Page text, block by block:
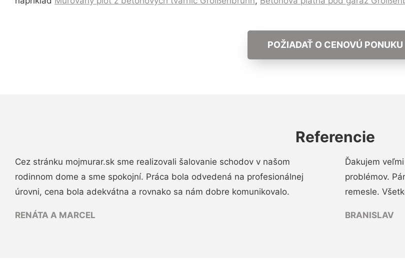
POŽIADAŤ O CENOVÚ PONUKU
Referencie
Cez stránku mojmurar.sk sme realizovali šalovanie schodov v našom
rodinnom dome a sme spokojní. Práca bola odvedená na profesionálnej
úrovni, cena bola adekvátna a rovnako sa nám dobre komunikovalo.
RENÁTA A MARCEL
Ďakujem
problémov.
remesle.
BRANISLAV